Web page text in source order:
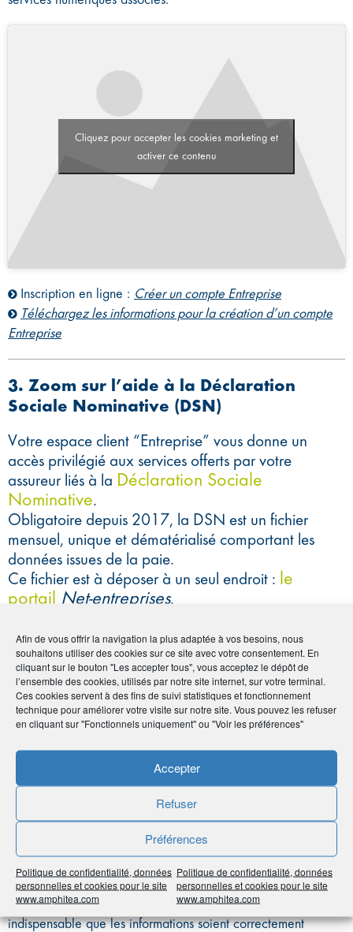
Afin de vous offrir la navigation la plus adaptée à vos besoins, nous
souhaitons utiliser des cookies sur ce site avec votre consentement. En
cliquant sur le bouton "Les accepter tous", vous acceptez le dépôt de
l’ensemble des cookies, utilisés par notre site internet, sur votre terminal.
Ces cookies servent à des fins de suivi statistiques et fonctionnement
technique pour améliorer votre visite sur notre site. Vous pouvez les refuser
en cliquant sur "Fonctionnels uniquement" ou "Voir les préférences"
Accepter
Refuser
Préférences
Politique de confidentialité, données
personnelles et cookies pour le site
www.amphitea.com
Politique de confidentialité, données
personnelles et cookies pour le site
www.amphitea.com
Cliquez pour accepter les cookies marketing et
activer ce contenu
Inscription en ligne : Créer un compte Entreprise
Téléchargez les informations pour la création d’un compte
Entreprise
3. Zoom sur l’aide à la Déclaration
Sociale Nominative (DSN)
Votre espace client “Entreprise” vous donne un
accès privilégié aux services offerts par votre
assureur liés à la Déclaration Sociale
Nominative.
Obligatoire depuis 2017, la DSN est un fichier
mensuel, unique et dématérialisé comportant les
données issues de la paie.
Ce fichier est à déposer à un seul endroit : le
portail Net-entreprises.
périodiques ou évènementielles et diverses formalités
administratives adressées jusqu’à aujourd’hui par les
employeurs à une diversité d’acteurs (CPAM, Urssaf,
AGIRC ARRCO, Organismes complémentaires, Pôle
emploi, Centre des impôts, Caisses régimes
spéciaux…).
Paramétrez vos systèmes de paie
Pour que les informations destinées aux interlocuteurs
administratifs de l’entreprise soient bien transmises – par
que le salarié perçoive le juste montant de sa retraite
complémentaire Agirc-Arrco une fois à la retraite – il est
indispensable que les informations soient correctement